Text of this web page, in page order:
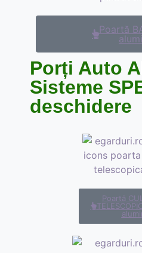
Poartă
Porți Auto
Sisteme
deschidere
Poartă